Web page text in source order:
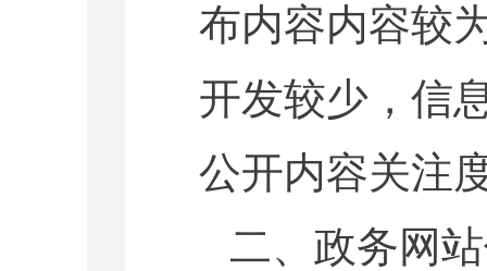
布内容内容较
开发较少，信
公开内容关注
二、 政务网